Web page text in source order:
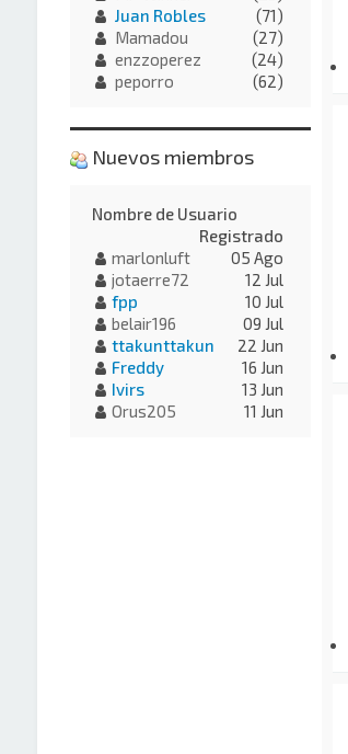
Juan Robles
(71)
Mamadou
(27)
enzzoperez
(24)
peporro
(62)
Nuevos miembros
Nombre de Usuario
Registrado
marlonluft
05 Ago
jotaerre72
12 Jul
fpp
10 Jul
belair196
09 Jul
ttakunttakun
22 Jun
Freddy
16 Jun
Ivirs
13 Jun
Orus205
11 Jun